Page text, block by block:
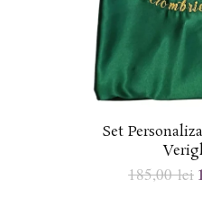
Set
185,00lei